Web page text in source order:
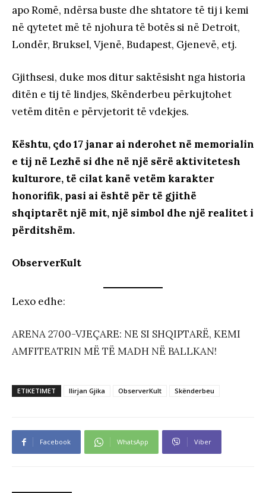
apo Romë, ndërsa buste dhe shtatore të tij i kemi
në qytetet më të njohura të botës si në Detroit,
Londër, Bruksel, Vjenë, Budapest, Gjenevë, etj.
Gjithsesi, duke mos ditur saktësisht nga historia
ditën e tij të lindjes, Skënderbeu përkujtohet
vetëm ditën e përvjetorit të vdekjes.
Kështu, çdo 17 janar ai nderohet në memorialin
e tij në Lezhë si dhe në një sërë aktivitetesh
kulturore, të cilat kanë vetëm karakter
honorifik, pasi ai është për të gjithë
shqiptarët një mit, një simbol dhe një realitet i
përditshëm.
ObserverKult
Lexo edhe:
ARENA 2700-VJEÇARE: NE SI SHQIPTARË, KEMI
AMFITEATRIN MË TË MADH NË BALLKAN!
ETIKETIMET Ilirjan Gjika ObserverKult Skënderbeu
Facebook WhatsApp Viber